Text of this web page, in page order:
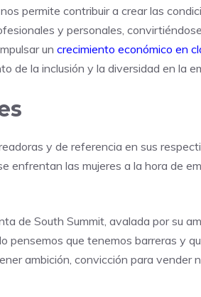
permite contribuir a crear las
y personales,
un crecimiento económico en
de la inclusión y la diversidad en la
y de referencia en sus
enfrentan las mujeres a la hora de
de South Summit, avalada por su
pensemos que tenemos barreras y
ambición, convicción para vender